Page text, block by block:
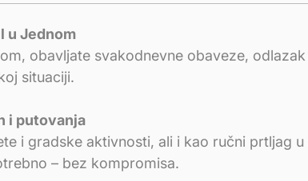
u Jednom
obavljate svakodnevne obaveze,
situaciji.
i putovanja
i gradske aktivnosti, ali i kao ručni prtljag
– bez kompromisa.